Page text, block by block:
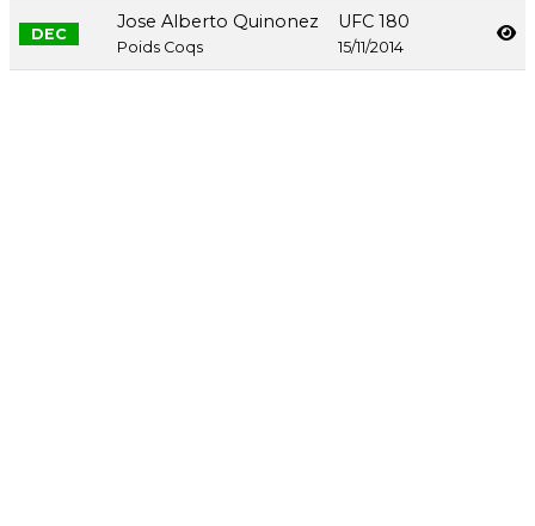
DEC
Jose Alberto Quinonez
Poids Coqs
UFC 180
15/11/2014